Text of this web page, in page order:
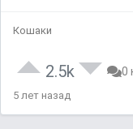
Кошаки
2.5k 0
5 лет назад